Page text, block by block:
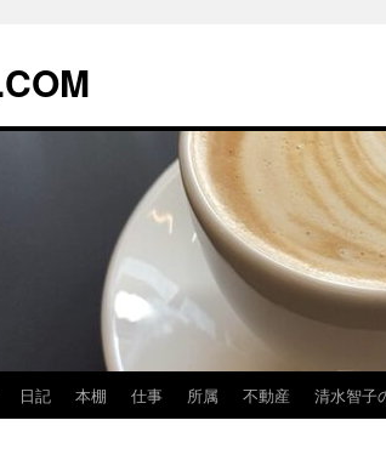
日記 本棚 仕事 所属 不動産 清水智子